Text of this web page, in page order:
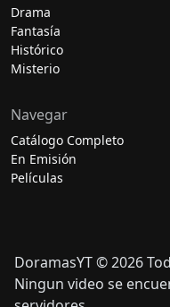
Drama
Fantasía
Histórico
Misterio
Navegar
Catálogo Completo
En Emisión
Películas
DoramasYT © 2026
Ningun video se